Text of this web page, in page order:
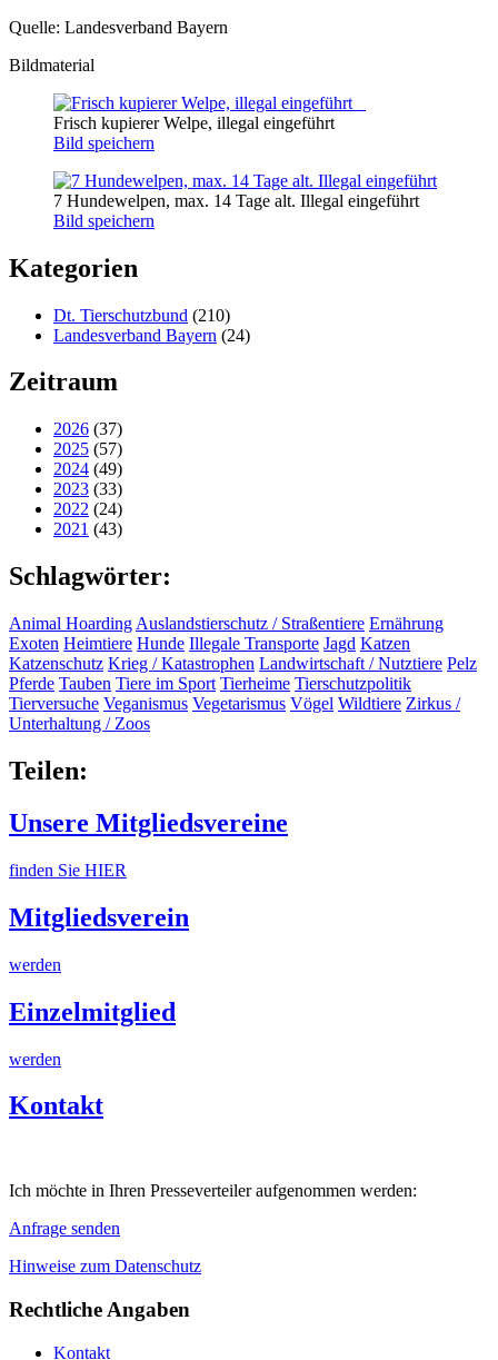
Quelle: Landesverband Bayern
Bildmaterial
Frisch kupierer Welpe, illegal eingeführt
Bild speichern
7 Hundewelpen, max. 14 Tage alt. Illegal eingeführt
Bild speichern
Kategorien
Dt. Tierschutzbund (210)
Landesverband Bayern (24)
Zeitraum
2026 (37)
2025 (57)
2024 (49)
2023 (33)
2022 (24)
2021 (43)
Schlagwörter:
Animal Hoarding Auslandstierschutz / Straßentiere Ernährung
Exoten Heimtiere Hunde Illegale Transporte Jagd Katzen
Katzenschutz Krieg / Katastrophen Landwirtschaft / Nutztiere Pelz
Pferde Tauben Tiere im Sport Tierheime Tierschutzpolitik
Tierversuche Veganismus Vegetarismus Vögel Wildtiere Zirkus /
Unterhaltung / Zoos
Teilen:
Unsere Mitgliedsvereine
finden Sie HIER
Mitgliedsverein
werden
Einzelmitglied
werden
Kontakt
Ich möchte in Ihren Presseverteiler aufgenommen werden:
Anfrage senden
Hinweise zum Datenschutz
Rechtliche Angaben
Kontakt